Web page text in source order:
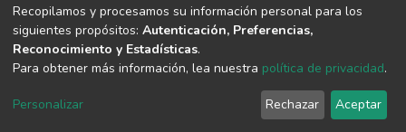
Teléfono: 913986562 / 6643 / 6633 / 8766
Correo: repositoriobiblioteca@adm.uned.es
Recopilamos y procesamos su información personal para los
siguientes propósitos: Autenticación, Preferencias,
Reconocimiento y Estadísticas.
Para obtener más información, lea nuestra política de privacidad.
Personalizar Rechazar Aceptar